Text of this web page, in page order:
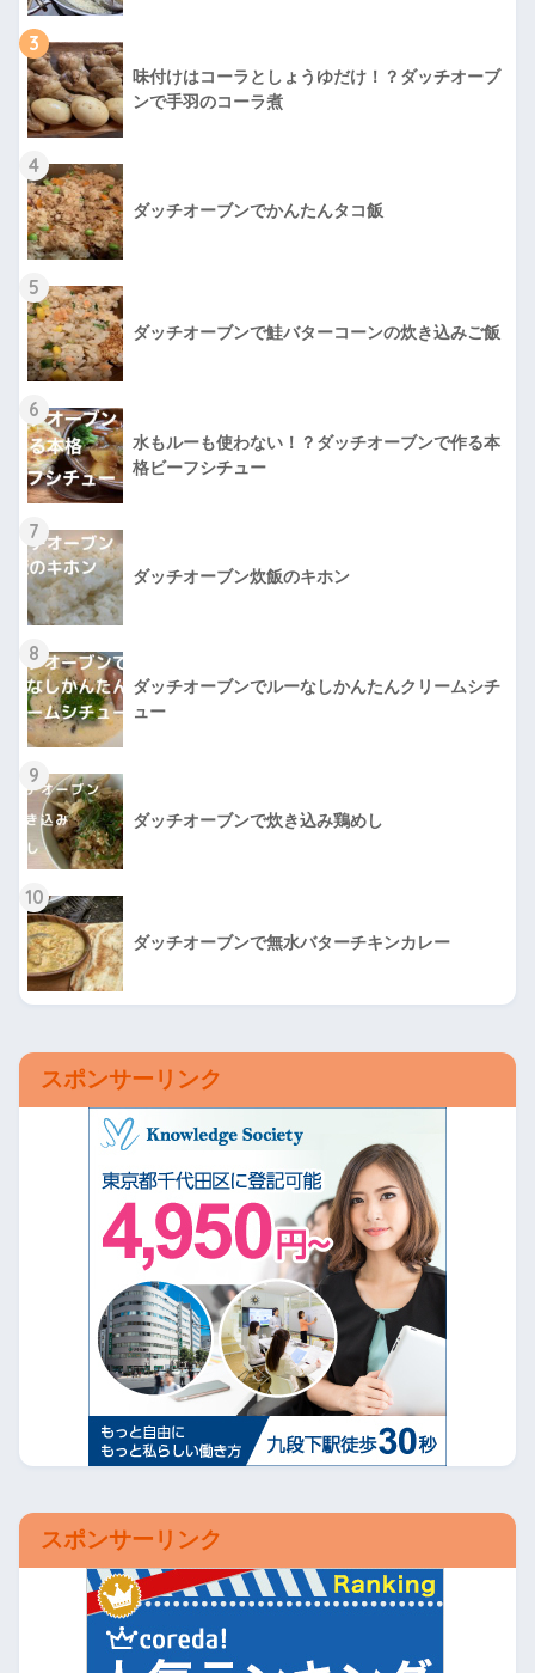
3
味付けはコーラとしょうゆだけ！？ダッチオーブ
ンで手羽のコーラ煮
4
ダッチオーブンでかんたんタコ飯
5
ダッチオーブンで鮭バターコーンの炊き込みご飯
6
水もルーも使わない！？ダッチオーブンで作る本
格ビーフシチュー
7
ダッチオーブン炊飯のキホン
8
ダッチオーブンでルーなしかんたんクリームシチ
ュー
9
ダッチオーブンで炊き込み鶏めし
10
ダッチオーブンで無水バターチキンカレー
スポンサーリンク
スポンサーリンク